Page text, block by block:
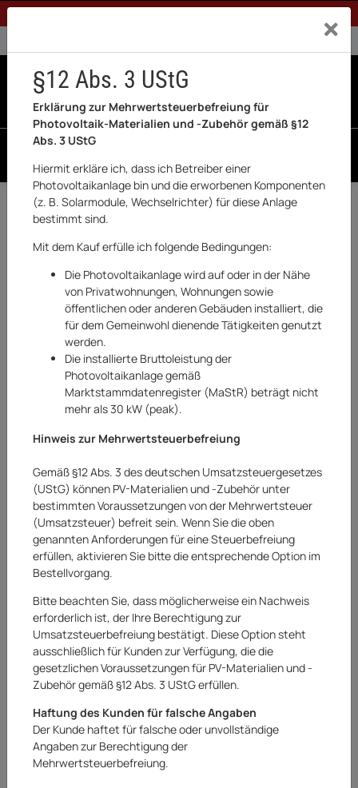
1% Rabatt bei Banküberweisung (Privatkunden)Exklusiv
Zurück Haushaltswaren & Elektronik
Gutta
ABL Sursum Schuko Kupplung
Artikel zurzeit vergriffen
Momentan nicht verfügbar
§12 Abs. 3 UStG
Erklärung zur Mehrwertsteuerbefreiung für
Photovoltaik-Materialien und -Zubehör gemäß §12
Abs. 3 UStG
Hiermit erkläre ich, dass ich Betreiber einer
Photovoltaikanlage bin und die erworbenen Komponenten
(z. B. Solarmodule, Wechselrichter) für diese Anlage
bestimmt sind.
Mit dem Kauf erfülle ich folgende Bedingungen:
Die Photovoltaikanlage wird auf oder in der Nähe
von Privatwohnungen, Wohnungen sowie
öffentlichen oder anderen Gebäuden installiert, die
für dem Gemeinwohl dienende Tätigkeiten genutzt
werden.
Die installierte Bruttoleistung der
Photovoltaikanlage gemäß
Marktstammdatenregister (MaStR) beträgt nicht
mehr als 30 kW (peak).
Hinweis zur Mehrwertsteuerbefreiung
Gemäß §12 Abs. 3 des deutschen Umsatzsteuergesetzes
(UStG) können PV-Materialien und -Zubehör unter
bestimmten Voraussetzungen von der Mehrwertsteuer
(Umsatzsteuer) befreit sein. Wenn Sie die oben
genannten Anforderungen für eine Steuerbefreiung
erfüllen, aktivieren Sie bitte die entsprechende Option im
Bestellvorgang.
Bitte beachten Sie, dass möglicherweise ein Nachweis
erforderlich ist, der Ihre Berechtigung zur
Umsatzsteuerbefreiung bestätigt. Diese Option steht
ausschließlich für Kunden zur Verfügung, die die
gesetzlichen Voraussetzungen für PV-Materialien und -
Zubehör gemäß §12 Abs. 3 UStG erfüllen.
Haftung des Kunden für falsche Angaben
Der Kunde haftet für falsche oder unvollständige
Angaben zur Berechtigung der
Mehrwertsteuerbefreiung.